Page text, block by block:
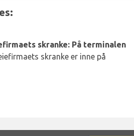
skranke: På terminalen
skranke er inne på